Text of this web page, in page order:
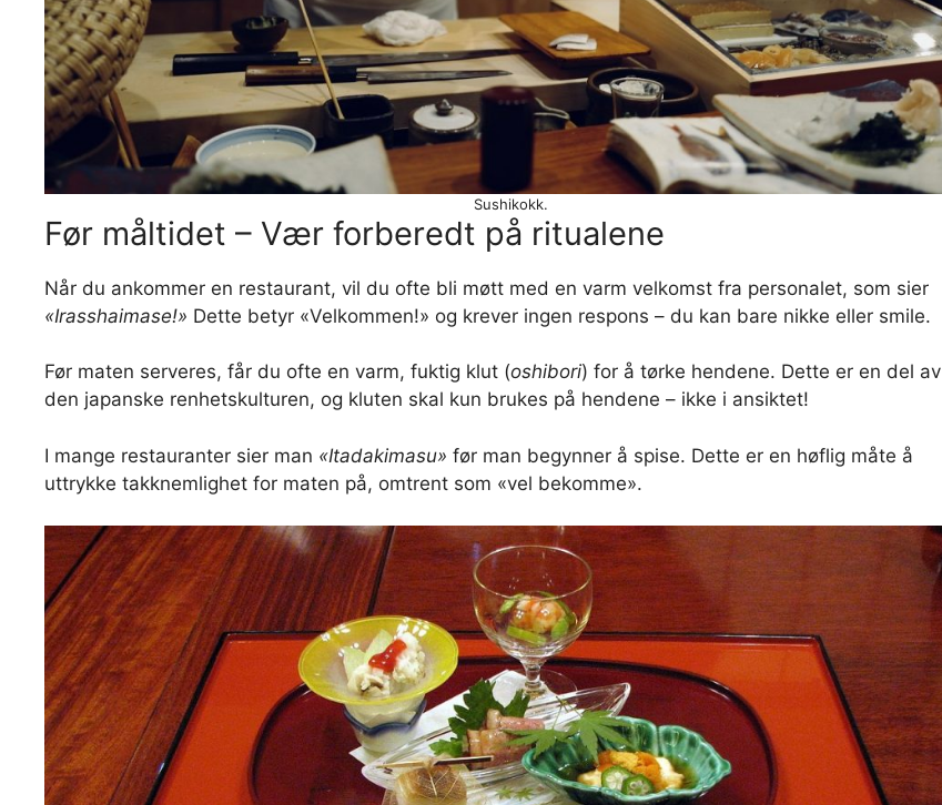
Sushikokk.
Før måltidet – Vær forberedt på ritualene
Når du ankommer en restaurant, vil du ofte bli møtt med en varm velkomst fra personalet, som sier
«Irasshaimase!» Dette betyr «Velkommen!» og krever ingen respons – du kan bare nikke eller smile.
Før maten serveres, får du ofte en varm, fuktig klut (oshibori) for å tørke hendene. Dette er en del av
den japanske renhetskulturen, og kluten skal kun brukes på hendene – ikke i ansiktet!
I mange restauranter sier man «Itadakimasu» før man begynner å spise. Dette er en høflig måte å
uttrykke takknemlighet for maten på, omtrent som «vel bekomme».